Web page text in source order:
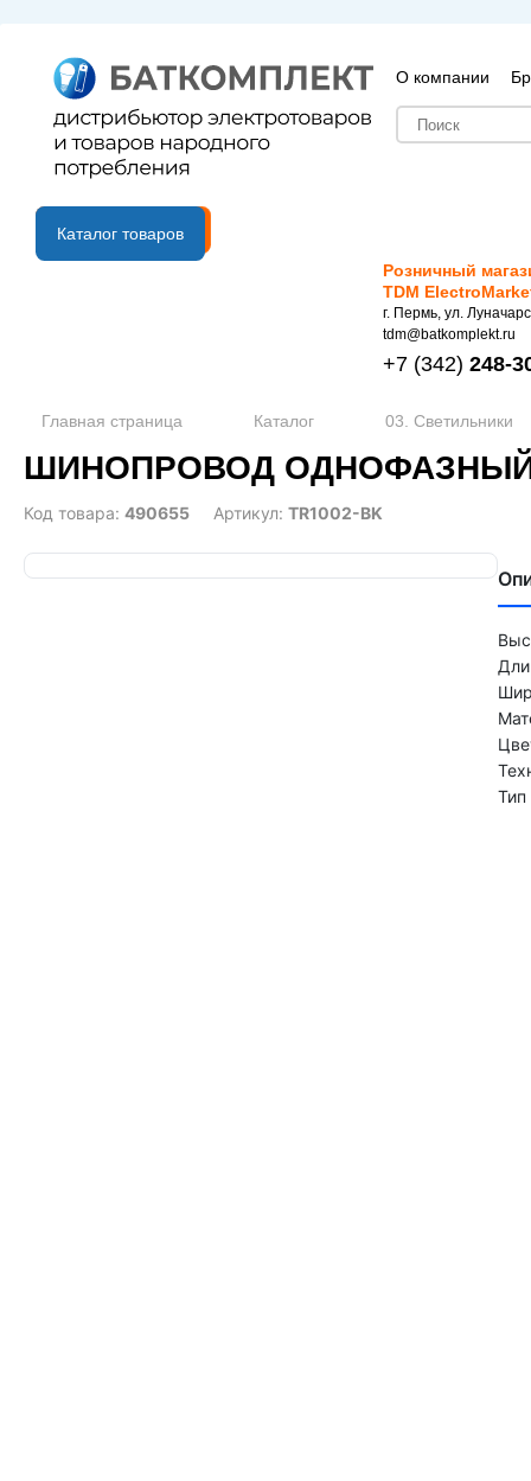
О компании
B2B портал
Каталог товаров
Розничный
TDM
г. Пермь, ул.
tdm@batkomplekt.ru
+7 (342) 248-
Главная страница Каталог 03. Светильники
ШИНОПРОВОД
Код товара: 490655 Артикул: TR1002-BK